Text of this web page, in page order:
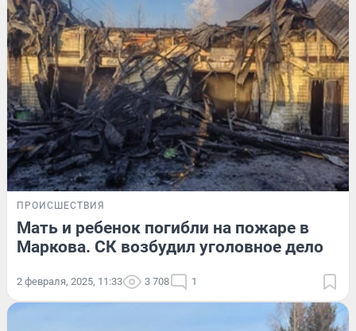
ПРОИСШЕСТВИЯ
Мать и ребенок погибли на пожаре в
Маркова. СК возбудил уголовное дело
2 февраля, 2025, 11:33 3 708 1